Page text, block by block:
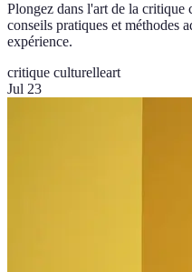
Plongez dans l'art de la critique
conseils pratiques et méthodes
expérience.
critique culturelleart
Jul 23